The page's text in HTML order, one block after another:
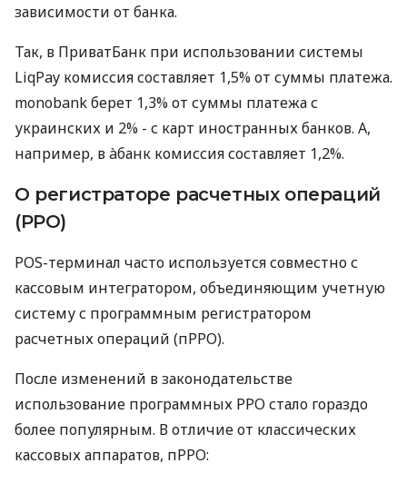
зависимости от банка.
Так, в ПриватБанк при использовании системы
LiqPay комиссия составляет 1,5% от суммы платежа.
monobank берет 1,3% от суммы платежа с
украинских и 2% - с карт иностранных банков. А,
например, в àбанк комиссия составляет 1,2%.
О регистраторе расчетных операций
(РРО)
POS-терминал часто используется совместно с
кассовым интегратором, объединяющим учетную
систему с программным регистратором
расчетных операций (пРРО).
После изменений в законодательстве
использование программных РРО стало гораздо
более популярным. В отличие от классических
кассовых аппаратов, пРРО: